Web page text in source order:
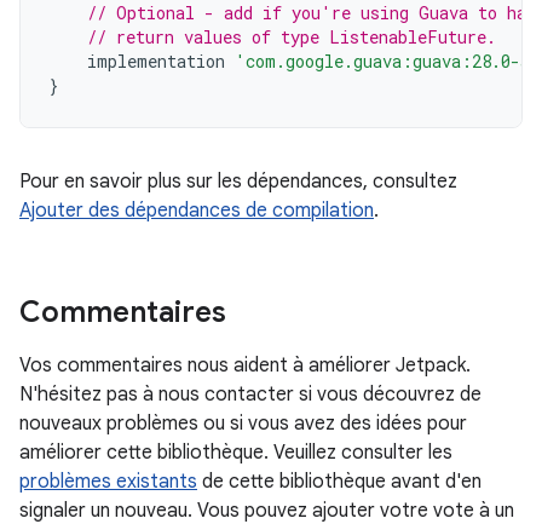
// Optional - add if you're using Guava to
// return values of type ListenableFuture.
implementation
'com.google.guava:guava:28.0-
}
Pour en savoir plus sur les dépendances, consultez
Ajouter des dépendances de compilation.
Commentaires
Vos commentaires nous aident à améliorer Jetpack.
N'hésitez pas à nous contacter si vous découvrez de
nouveaux problèmes ou si vous avez des idées pour
améliorer cette bibliothèque. Veuillez consulter les
problèmes existants de cette bibliothèque avant d'en
signaler un nouveau. Vous pouvez ajouter votre vote à un